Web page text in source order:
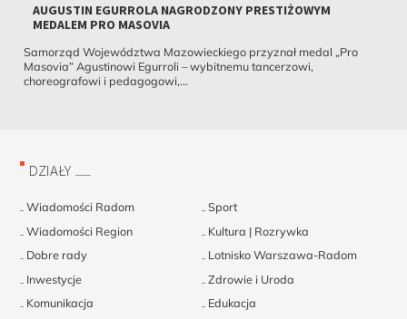
AUGUSTIN EGURROLA NAGRODZONY PRESTIŻOWYM
MEDALEM PRO MASOVIA
Samorząd Województwa Mazowieckiego przyznał medal „Pro
Masovia” Agustinowi Egurroli – wybitnemu tancerzowi,
choreografowi i pedagogowi,...
DZIAŁY
Wiadomości Radom
Sport
Wiadomości Region
Kultura | Rozrywka
Dobre rady
Lotnisko Warszawa-Radom
Inwestycje
Zdrowie i Uroda
Komunikacja
Edukacja